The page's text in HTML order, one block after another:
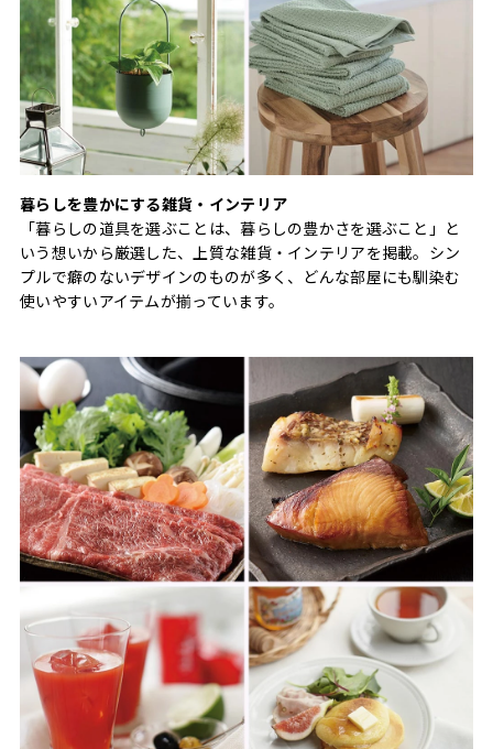
暮らしを豊かにする雑貨・インテリア
「暮らしの道具を選ぶことは、暮らしの豊かさを選ぶこと」と
いう想いから厳選した、上質な雑貨・インテリアを掲載。シン
プルで癖のないデザインのものが多く、どんな部屋にも馴染む
使いやすいアイテムが揃っています。